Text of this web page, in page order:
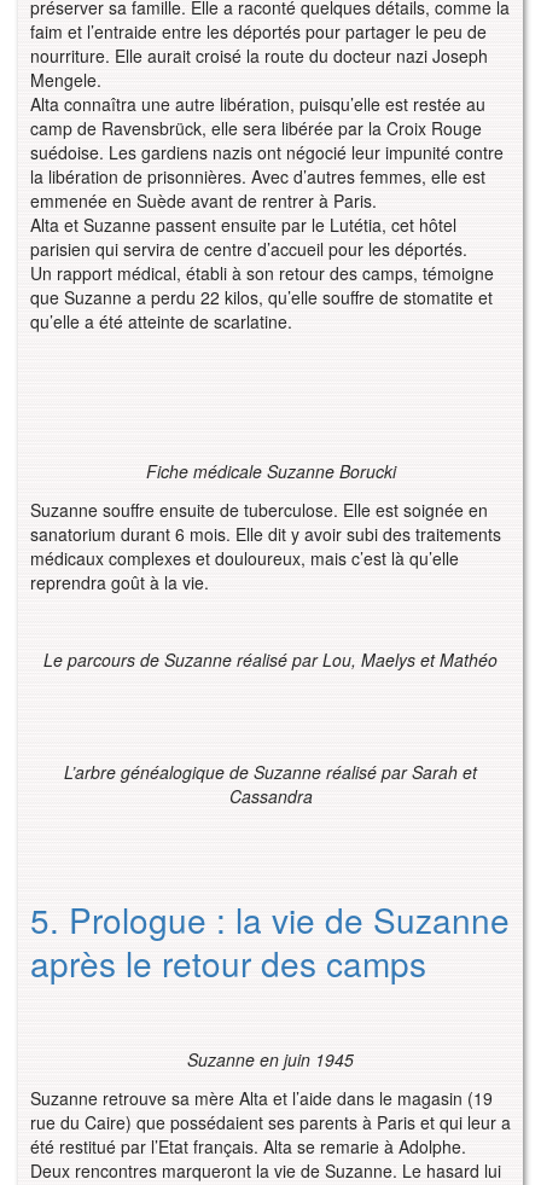
préserver sa famille. Elle a raconté quelques détails, comme la
faim et l’entraide entre les déportés pour partager le peu de
nourriture. Elle aurait croisé la route du docteur nazi Joseph
Mengele.
Alta connaîtra une autre libération, puisqu’elle est restée au
camp de Ravensbrück, elle sera libérée par la Croix Rouge
suédoise. Les gardiens nazis ont négocié leur impunité contre
la libération de prisonnières. Avec d’autres femmes, elle est
emmenée en Suède avant de rentrer à Paris.
Alta et Suzanne passent ensuite par le Lutétia, cet hôtel
parisien qui servira de centre d’accueil pour les déportés.
Un rapport médical, établi à son retour des camps, témoigne
que Suzanne a perdu 22 kilos, qu’elle souffre de stomatite et
qu’elle a été atteinte de scarlatine.
Fiche médicale Suzanne Borucki
Suzanne souffre ensuite de tuberculose. Elle est soignée en
sanatorium durant 6 mois. Elle dit y avoir subi des traitements
médicaux complexes et douloureux, mais c’est là qu’elle
reprendra goût à la vie.
Le parcours de Suzanne réalisé par Lou, Maelys et Mathéo
L’arbre généalogique de Suzanne réalisé par Sarah et
Cassandra
5. Prologue : la vie de Suzanne
après le retour des camps
Suzanne en juin 1945
Suzanne retrouve sa mère Alta et l’aide dans le magasin (19
rue du Caire) que possédaient ses parents à Paris et qui leur a
été restitué par l’Etat français. Alta se remarie à Adolphe.
Deux rencontres marqueront la vie de Suzanne. Le hasard lui